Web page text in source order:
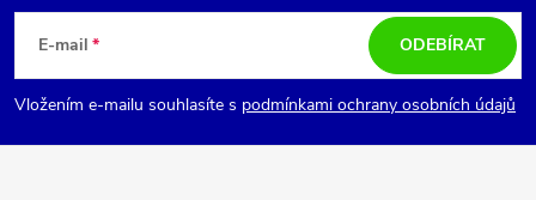
p
a
E-mail
Vložením e-mailu souhlasíte s podmínkami ochrany osobních údajů
ODEBÍRAT